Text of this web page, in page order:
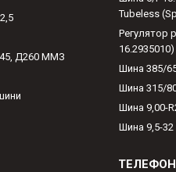
Д260 ММЗ
Tubeless
Регулятор
16.2935010)
Шина 385/
Шина 315/
Шина 9,00-
Шина 9,5-32